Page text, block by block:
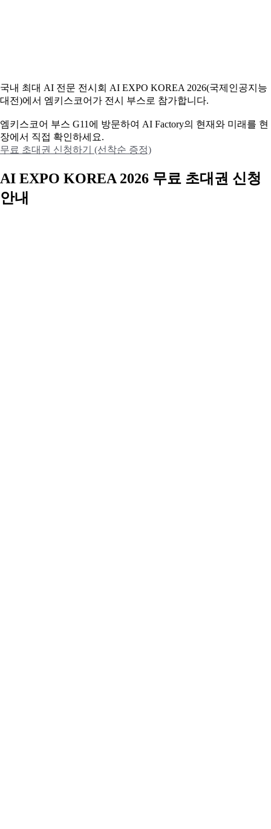
국내 최대 AI 전문 전시회 AI EXPO KOREA 2026(국제인공지능
대전)에서 엠키스코어가 전시 부스로 참가합니다.
엠키스코어 부스 G11에 방문하여 AI Factory의 현재와 미래를 현
장에서 직접 확인하세요.
무료 초대권 신청하기 (선착순 증정)
AI EXPO KOREA 2026 무료 초대권 신청
안내